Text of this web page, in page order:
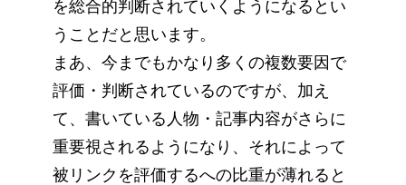
を総合的判断されていくようになるとい
うことだと思います。
まあ、今までもかなり多くの複数要因で
評価・判断されているのですが、加え
て、書いている人物・記事内容がさらに
重要視されるようになり、それによって
被リンクを評価するへの比重が薄れると